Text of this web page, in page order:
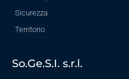
Sicurezza
Territorio
So.Ge.S.I. s.r.l.